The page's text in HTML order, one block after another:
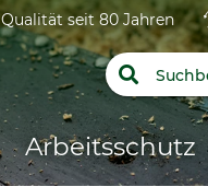
Qualität seit 80 Jahren
Arbeitsschutz